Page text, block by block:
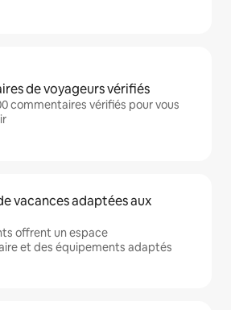
de voyageurs vérifiés
commentaires vérifiés pour vous
vacances adaptées aux
offrent un espace
et des équipements adaptés